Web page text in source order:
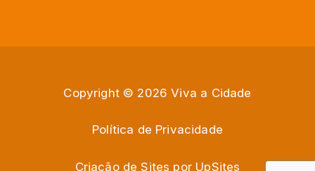
Copyright © 2026 Viva a Cidade
Política de Privacidade
Criação de Sites por UpSites